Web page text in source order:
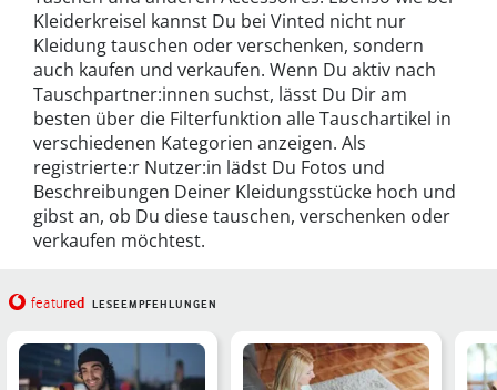
Kleiderkreisel kannst Du bei Vinted nicht nur
Kleidung tauschen oder verschenken, sondern
auch kaufen und verkaufen. Wenn Du aktiv nach
Tauschpartner:innen suchst, lässt Du Dir am
besten über die Filterfunktion alle Tauschartikel in
verschiedenen Kategorien anzeigen. Als
registrierte:r Nutzer:in lädst Du Fotos und
Beschreibungen Deiner Kleidungsstücke hoch und
gibst an, ob Du diese tauschen, verschenken oder
verkaufen möchtest.
featured LESEEMPFEHLUNGEN